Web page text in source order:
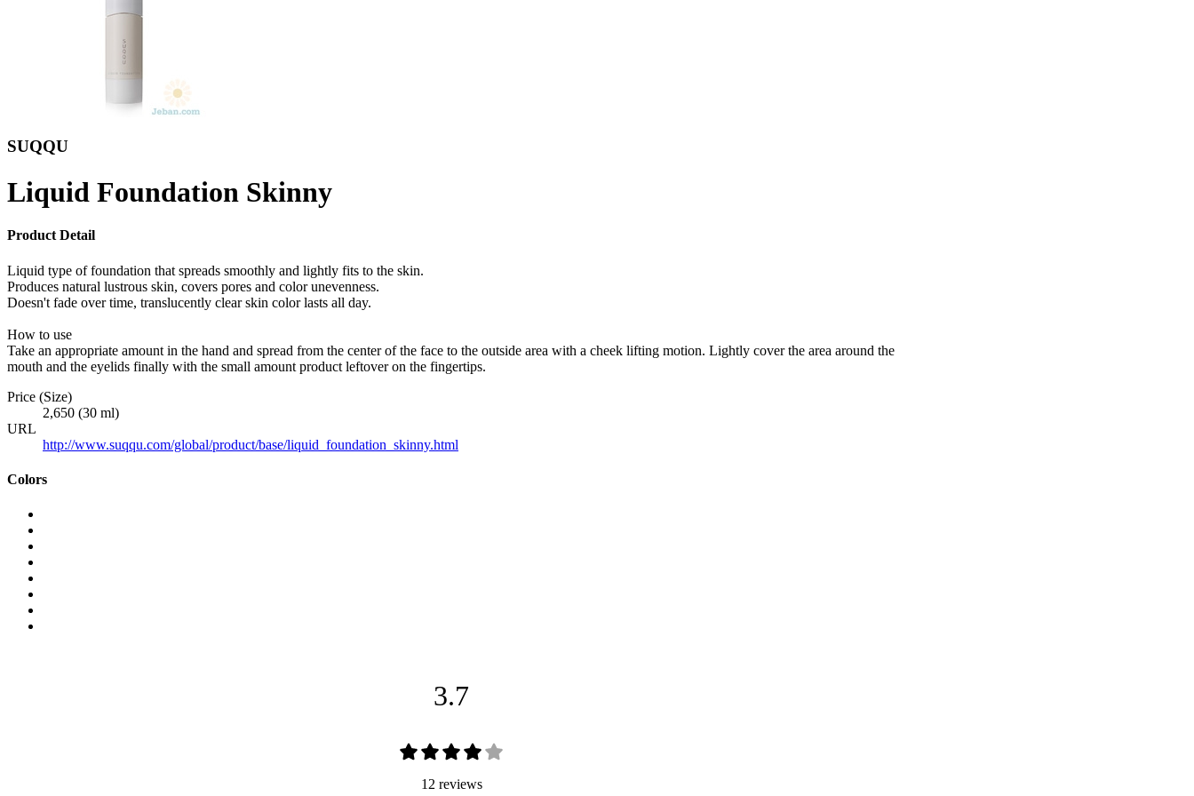
SUQQU
Liquid Foundation Skinny
Product Detail
Liquid type of foundation that spreads smoothly and lightly fits to the skin.
Produces natural lustrous skin, covers pores and color unevenness.
Doesn't fade over time, translucently clear skin color lasts all day.
How to use
Take an appropriate amount in the hand and spread from the center of the face to the outside area with a cheek lifting motion. Lightly cover the area around the
mouth and the eyelids finally with the small amount product leftover on the fingertips.
Price (Size)
2,650 (30 ml)
URL
http://www.suqqu.com/global/product/base/liquid_foundation_skinny.html
Colors
3.7
12 reviews